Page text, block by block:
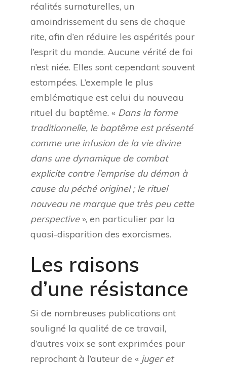
réalités surnaturelles, un
amoindrissement du sens de chaque
rite, afin d’en réduire les aspérités pour
l’esprit du monde. Aucune vérité de foi
n’est niée. Elles sont cependant souvent
estompées. L’exemple le plus
emblématique est celui du nouveau
rituel du baptême. « Dans la forme
traditionnelle, le baptême est présenté
comme une infusion de la vie divine
dans une dynamique de combat
explicite contre l’emprise du démon à
cause du péché originel ; le rituel
nouveau ne marque que très peu cette
perspective», en particulier par la
quasi-disparition des exorcismes.
Les raisons
d’une résistance
Si de nombreuses publications ont
souligné la qualité de ce travail,
d’autres voix se sont exprimées pour
reprochant à l’auteur de « juger et